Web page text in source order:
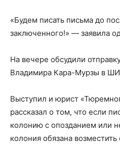
«Будем писать письма до
заключенного!» — заявила
На вечере обсудили
Владимира Кара-Мурзы в
Выступил и юрист
рассказал о том, что если
колонию с опозданием или
колония обязана